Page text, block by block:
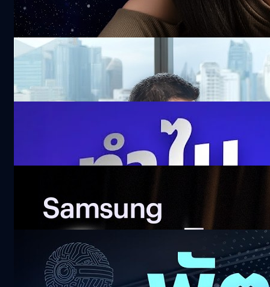
See All
ไทยพร้อม! จัดประชุม 2026 IMF-World Bank
Group Annual Meetings ชี้ชะตาเศรษฐกิจ
โลก-พลิกฟื้นเศรษฐกิจไทย
24.4k views 3 days ago
300.8k views 10 days ago
553.2k views 15 days ago
ไอเดียเด็ด Pitching โหดกับโจทย์สุดหิน ! True
ALPHA 2026
20k views 17 days ago